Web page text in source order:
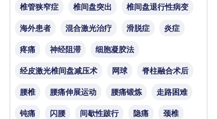
椎管狭窄症
椎间盘突出
椎间盘退行性病变
海外患者
混合激光治疗 滑脱症
炎症
疼痛
神经阻滞
细胞凝胶法
经皮激光椎间盘减压术
网球
脊柱融合术后
腰椎
腰痛伸展运动 腰痛锻炼
走路困难
钝痛
闪腰 间歇性跛行 隐痛
颈椎